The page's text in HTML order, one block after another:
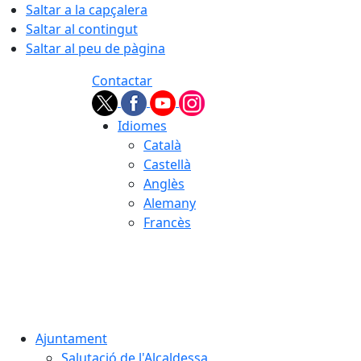
Saltar a la capçalera
Saltar al contingut
Saltar al peu de pàgina
Contactar
Idiomes
Català
Castellà
Anglès
Alemany
Francès
Ajuntament